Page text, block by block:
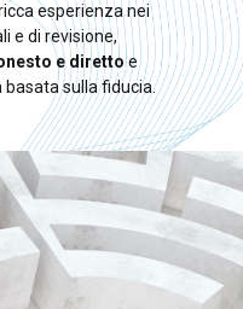
esperienza nei
e di revisione,
e direttoe
sulla fiducia.